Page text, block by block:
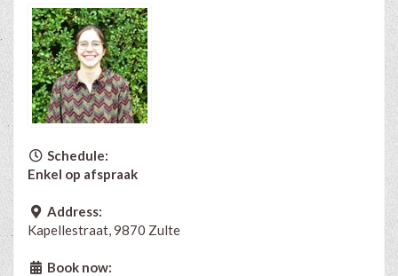
Schedule:
Enkel op afspraak
Address:
Kapellestraat, 9870 Zulte
Book now: